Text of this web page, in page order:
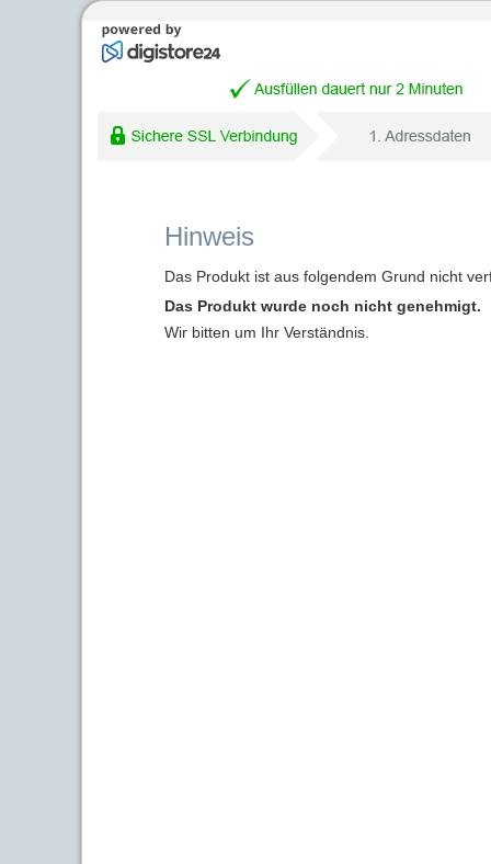
Hinweis
Das Produkt ist aus folgendem Grund nicht
Das Produkt wurde noch nicht genehmigt.
Wir bitten um Ihr Verständnis.